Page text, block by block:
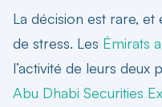
La décision est rare, et
de stress. Les Émirats
l’activité de leurs
Abu Dhabi Securities